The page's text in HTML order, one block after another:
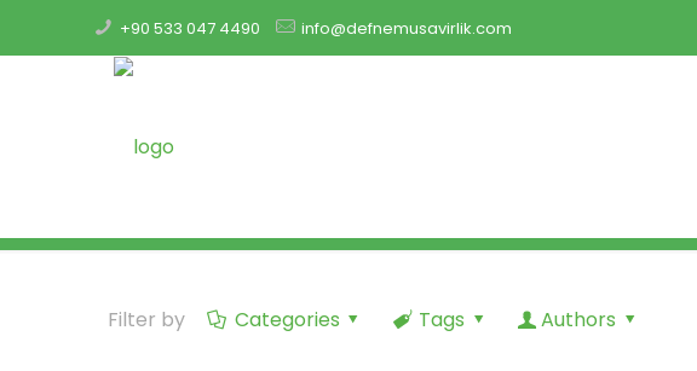
+90 533 047 4490 info@defnemusavirlik.com
Filter by Categories Tags Authors